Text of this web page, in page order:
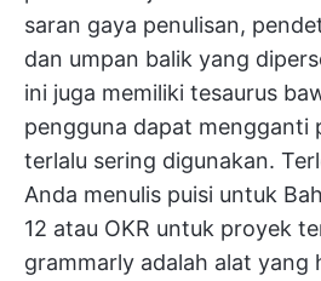
saran gaya penulisan,
dan umpan balik yang
ini juga memiliki tesaurus
pengguna dapat mengganti
terlalu sering digunakan.
Anda menulis puisi untuk
12 atau OKR untuk proyek
grammarly adalah alat yang